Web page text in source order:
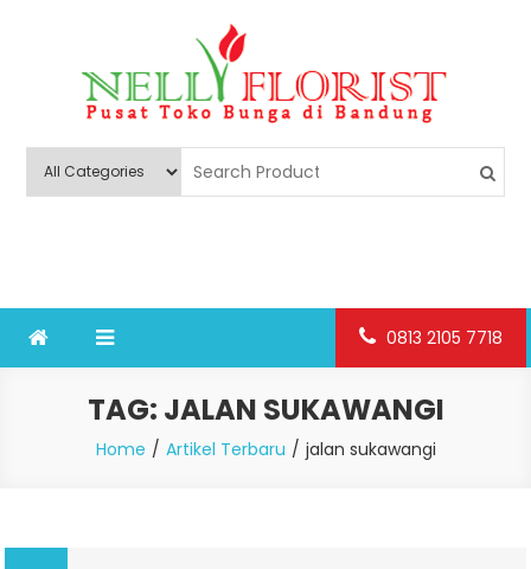
Nelly Florist Bandung
0813 2105 7718
TAG: JALAN SUKAWANGI
Home Artikel Terbaru jalan sukawangi